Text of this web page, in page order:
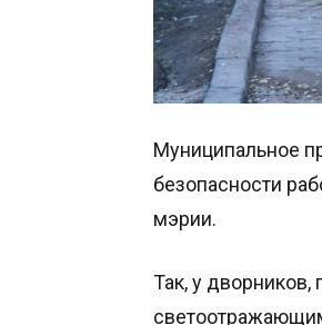
Муниципальное
безопасности
мэрии.
Так, у